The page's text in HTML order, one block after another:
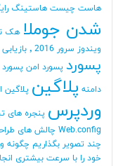
هاست چیست هاستینگ
شدن جوملا هک
ویندوز سرور 2016
٬ بازیابی پسورد روت لینوکس
پسورد پسورد امن
دامنه پلاگین پلاگین
وردپرس پنجره های
Web.config چالش های
چند تصویر بگذاریم چگونه
خود را با سرعت بیشتری